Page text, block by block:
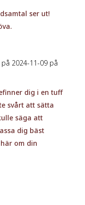
ser ut!
på 2024-11-09 på
dig i en tuff
svårt att sätta
säga att
dig bäst
om din